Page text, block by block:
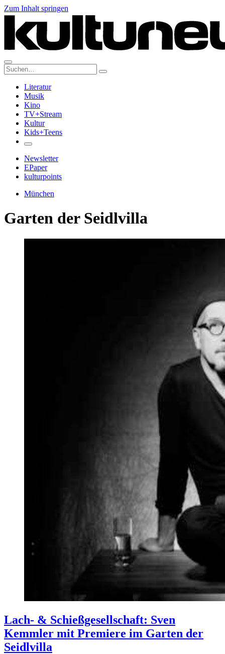
Zum Inhalt springen
Suche:
Literatur
Musik
Kino
TV+Stream
Kultur
Kids+Teens
Newsletter
EPaper
kulturpoints
München
Garten der Seidlvilla
Lach- & Schießgesellschaft: Sven
Kemmler mit Premiere im Garten der
Seidlvilla